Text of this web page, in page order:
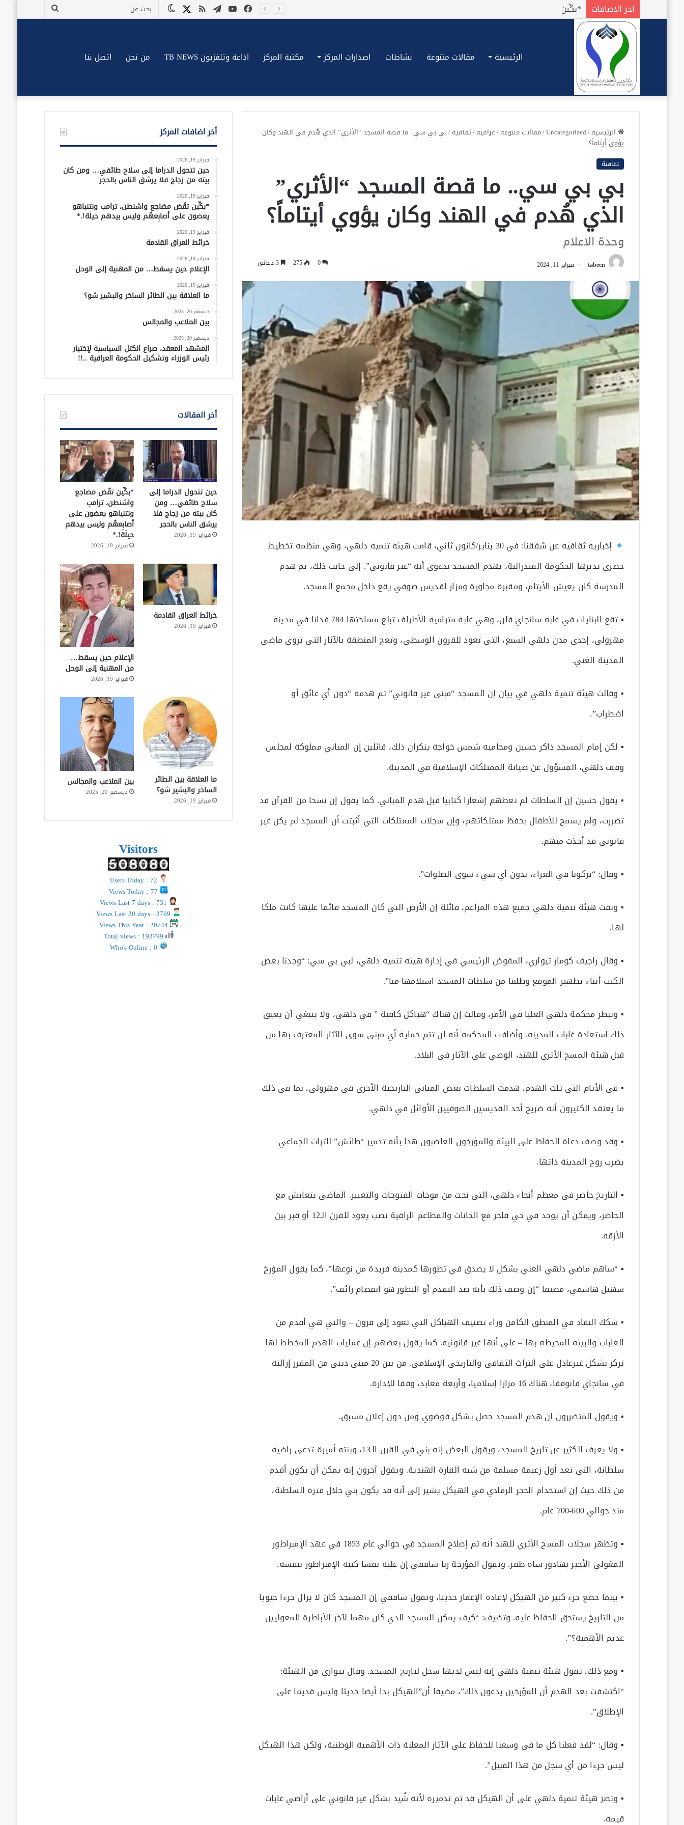
اخر الاضافات
بحث
الوضع X ملخص
تيلقراميوتيوب
فيسبوك
الرئيسية مقالات متنوعة نشاطات اصدارات المركز مكتبة المركز اذاعة وتلفزيون TB NEWS من نحن اتصل بنا
الرئيسية/
Uncategorized
/مقالات متنوعة/عراقية/ثقافية/بي بي سي.. ما قصة المسجد “الأثري” الذي هُدم في الهند وكان
يؤوي أيتاماً؟
ثقافية
بي بي سي.. ما قصة المسجد “الأثري”
الذي هُدم في الهند وكان يؤوي أيتاماً؟
وحدة الاعلام
tabeen فبراير 11, 2024 0
275 3 دقائق
إخبارية ثقافية عن شفقنا: في 30 يناير/كانون ثاني، قامت هيئة تنمية دلهي، وهي منظمة تخطيط
حضري تديرها الحكومة الفيدرالية، بهدم المسجد بدعوى أنه “غير قانوني”. إلى جانب ذلك، تم هدم
المدرسة كان يعيش الأيتام، ومقبرة مجاورة ومزار لقديس صوفي يقع داخل مجمع المسجد.
▪ تقع البنايات في غابة سانجاي فان، وهي غابة مترامية الأطراف تبلغ مساحتها 784 فدانا في مدينة
مهرولي، إحدى مدن دلهي السبع، التي تعود للقرون الوسطى، وتعج المنطقة بالآثار التي تروي ماضي
المدينة الغني.
▪ وقالت هيئة تنمية دلهي في بيان إن المسجد “مبنى غير قانوني” تم هدمه “دون أي عائق أو
اضطراب”.
▪ لكن إمام المسجد ذاكر حسين ومحاميه شمس خواجة ينكران ذلك، قائلين إن المباني مملوكة لمجلس
وقف دلهي، المسؤول عن صيانة الممتلكات الإسلامية في المدينة.
▪ يقول حسين إن السلطات لم تعطهم إشعارا كتابيا قبل هدم المباني. كما يقول إن نسخا من القرآن قد
تضررت، ولم يسمح للأطفال بحفظ ممتلكاتهم، وإن سجلات الممتلكات التي أثبتت أن المسجد لم يكن غير
قانوني قد أخذت منهم.
▪ وقال: “تركونا في العراء، بدون أي شيء سوى الصلوات”.
▪ ونفت هيئة تنمية دلهي جميع هذه المزاعم، قائلة إن الأرض التي كان المسجد قائما عليها كانت ملكا
لها.
▪ وقال راجيف كومار تيواري، المفوض الرئيسي في إدارة هيئة تنمية دلهي، لبي بي سي: “وجدنا بعض
الكتب أثناء تطهير الموقع وطلبنا من سلطات المسجد استلامها منا”.
▪ وتنظر محكمة دلهي العليا في الأمر، وقالت إن هناك “هياكل كافية ” في دلهي، ولا ينبغي أن يعيق
ذلك استعادة غابات المدينة. وأضافت المحكمة أنه لن تتم حماية أي مبنى سوى الآثار المعترف بها من
قبل هيئة المسح الأثري للهند، الوصي على الآثار في البلاد.
▪ في الأيام التي تلت الهدم، هدمت السلطات بعض المباني التاريخية الأخرى في مهرولي، بما في ذلك
ما يعتقد الكثيرون أنه ضريح أحد القديسين الصوفيين الأوائل في دلهي.
▪ وقد وصف دعاة الحفاظ على البيئة والمؤرخون الغاضبون هذا بأنه تدمير “طائش” للتراث الجماعي
يضرب روح المدينة ذاتها.
▪ التاريخ حاضر في معظم أنحاء دلهي، التي نجت من موجات الفتوحات والتغيير. الماضي يتعايش مع
الحاضر، ويمكن أن يوجد في حي فاخر مع الحانات والمطاعم الراقية نصب يعود للقرن الـ12 أو قبر بين
الأزقة.
▪ “ساهم ماضي دلهي الغني بشكل لا يصدق في تطورها كمدينة فريدة من نوعها”، كما يقول المؤرخ
سهيل هاشمي، مضيفا “إن وصف ذلك بأنه ضد التقدم أو التطور هو انفصام زائف”.
▪ شكك النقاد في المنطق الكامن وراء تصنيف الهياكل التي تعود إلى قرون – والتي هي أقدم من
الغابات والبيئة المحيطة بها – على أنها غير قانونية. كما يقول بعضهم إن عمليات الهدم المخطط لها
تركز بشكل غيرعادل على التراث الثقافي والتاريخي الإسلامي. من بين 20 مبنى ديني من المقرر إزالته
في سانجاي فانوفقا، هناك 16 مزارا إسلاميا، وأربعة معابد، وفقا للإدارة.
▪ ويقول المتضررون إن هدم المسجد حصل بشكل فوضوي ومن دون إعلان مسبق.
▪ ولا يعرف الكثير عن تاريخ المسجد، ويقول البعض إنه بني في القرن الـ13، وبنته أميرة تدعى راضية
سلطانة، التي تعد أول زعيمة مسلمة من شبه القارة الهندية. ويقول آخرون إنه يمكن أن يكون أقدم
من ذلك حيث إن استخدام الحجر الرمادي في الهيكل يشير إلى أنه قد يكون بني خلال فترة السلطنة،
منذ حوالي 600-700 عام.
▪ وتظهر سجلات المسح الأثري للهند أنه تم إصلاح المسجد في حوالي عام 1853 في عهد الإمبراطور
المغولي الأخير بهادور شاه ظفر. وتقول المؤرخة رنا ساففي إن عليه نقشا كتبه الإمبراطور بنفسه.
▪ بينما خضع جزء كبير من الهيكل لإعادة الإعمار حديثا، وتقول ساففي إن المسجد كان لا يزال جزءا حيويا
من التاريخ يستحق الحفاظ عليه. وتضيف: “كيف يمكن للمسجد الذي كان مهما لآخر الأباطرة المغوليين
عديم الأهمية؟”.
▪ ومع ذلك، تقول هيئة تنمية دلهي إنه ليس لديها سجل لتاريخ المسجد. وقال تيواري من الهيئة:
“اكتشفت بعد الهدم أن المؤرخين يدعون ذلك”، مضيفا أن”الهيكل بدا أيضا حديثا وليس قديما على
الإطلاق”.
▪ وقال: “لقد فعلنا كل ما في وسعنا للحفاظ على الآثار المعلنة ذات الأهمية الوطنية، ولكن هذا الهيكل
ليس جزءا من أي سجل من هذا القبيل”.
▪ وتصر هيئة تنمية دلهي على أن الهيكل قد تم تدميره لأنه شُيد بشكل غير قانوني على أراضي غابات
قيمة.
أخر اضافات المركز
فبراير 19, 2026
حين تتحول الدراما إلى سلاح طائفي… ومن كان
بيته من زجاج فلا يرشق الناس بالحجر
فبراير 19, 2026
*بكِّين تقُض مضاجع واشنطن، ترامب ونتنياهو
يعضون على أصابِعهُم وليس بيدهم حيلَة!.*
فبراير 19, 2026
خرائط العراق القادمة
فبراير 19, 2026
الإعلام حين يسقط… من المهنية إلى الوحل
فبراير 19, 2026
ما العلاقة بين الطائر الساخر والبشير شو؟
ديسمبر 20, 2025
بين الملاعب والمجالس
ديسمبر 20, 2025
المشهد المعقد، صراع الكتل السياسية لإختيار
رئيس الوزراء وتشكيل الحكومة العراقية ..!!
أخر المقالات
حين تتحول الدراما إلى
سلاح طائفي… ومن
كان بيته من زجاج فلا
يرشق الناس بالحجر
فبراير 19, 2026
*بكِّين تقُض مضاجع
واشنطن، ترامب
ونتنياهو يعضون على
أصابِعهُم وليس بيدهم
حيلَة!.*
فبراير 19, 2026
خرائط العراق القادمة
فبراير 19, 2026
الإعلام حين يسقط…
من المهنية إلى الوحل
فبراير 19, 2026
ما العلاقة بين الطائر
الساخر والبشير شو؟
فبراير 19, 2026
بين الملاعب والمجالس
ديسمبر 20, 2025
Visitors
Views This Year : 20744